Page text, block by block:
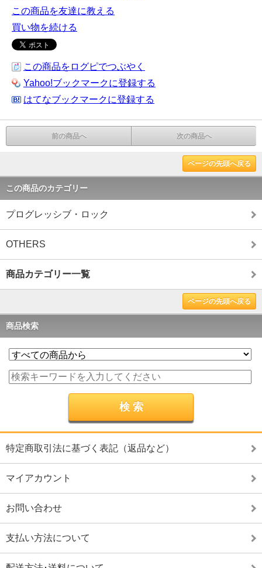
この商品を友達に教える
買い物を続ける
この商品をログピでつぶやく
Yahoo!ブックマークに登録する
はてなブックマークに登録する
前の商品へ 次の商品へ
ページの先頭へ戻る
この商品のカテゴリー
プログレッシブ・ロック
OTHERS
商品カテゴリー一覧
ページの先頭へ戻る
商品検索
特定商取引法に基づく表記（返品など）
マイアカウント
お問い合わせ
支払い方法について